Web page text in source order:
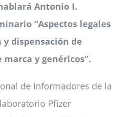
Asóciate
Antonio I.
“Aspectos legales
dispensación de
y genéricos”.
de Informadores de la
Pfizer